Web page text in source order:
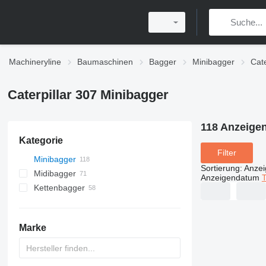
Machineryline Baumaschinen Bagger Minibagger
Caterpillar 307 Minibagger
Kategorie
Minibagger
Midibagger
Kettenbagger
Marke
118
Filter
Sortierung:
Anzeigendatum